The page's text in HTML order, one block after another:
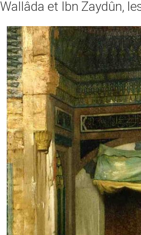
Wallâda et Ibn Zaydûn,